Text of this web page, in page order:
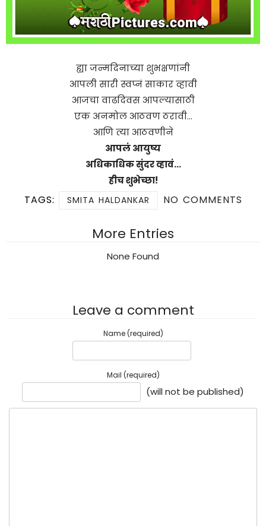
ह्या जन्मदिनाच्या शुभक्षणांनी
आपली सारी स्वप्नं साकार व्हावी
आजचा वाढदिवस आपल्यासाठी
एक अनमोल आठवण ठरावी…
आणि त्या आठवणीने
आपलं आयुष्य
अधिकाधिक सुंदर व्हावं…
हीच शुभेच्छा!
TAGS: SMITA HALDANKAR NO COMMENTS
More Entries
None Found
Leave a comment
Name (required)
Mail (required)
(will not be published)